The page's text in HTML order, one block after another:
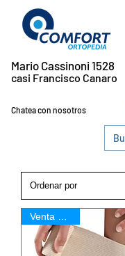
Mario Cassinoni 1528
casi Francisco Canaro
Chatea con nosotros